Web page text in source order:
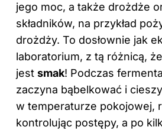
jego moc, a także drożdże
składników, na przykład
drożdży. To dosłownie jak
laboratorium, z tą różnicą,
jest smak! Podczas
zaczyna bąbelkować i
w temperaturze pokojowej,
kontrolując postępy, a po